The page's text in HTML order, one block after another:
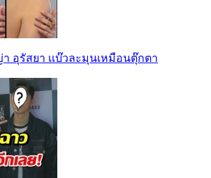
อุรัสยา เเบ๊วละมุนเหมือนตุ๊กตา